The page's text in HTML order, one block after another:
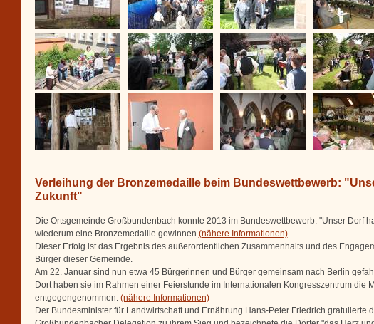
Verleihung der Bronzemedaille beim Bundeswettbewerb:
Zukunft"
Die Ortsgemeinde Großbundenbach konnte 2013 im Bundeswettbewerb: "Unser Dorf
wiederum eine Bronzemedaille gewinnen.(nähere Informationen)
Dieser Erfolg ist das Ergebnis des außerordentlichen Zusammenhalts und des
Bürger dieser Gemeinde.
Am 22. Januar sind nun etwa 45 Bürgerinnen und Bürger gemeinsam nach Berlin
Dort haben sie im Rahmen einer Feierstunde im Internationalen Kongresszentrum die
entgegengenommen. (nähere Informationen)
Der Bundesminister für Landwirtschaft und Ernährung Hans-Peter Friedrich gratulierte